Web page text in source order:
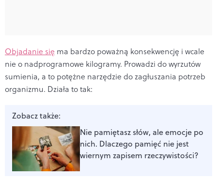
Objadanie się ma bardzo poważną konsekwencję i wcale
nie o nadprogramowe kilogramy. Prowadzi do wyrzutów
sumienia, a to potężne narzędzie do zagłuszania potrzeb
organizmu. Działa to tak:
Zobacz także:
Nie pamiętasz słów, ale emocje po
nich. Dlaczego pamięć nie jest
wiernym zapisem rzeczywistości?